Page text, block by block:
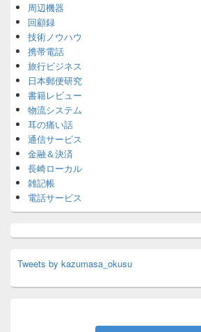
周辺機器
回顧録
技術ノウハウ
携帯電話
旅行ビジネス
日本郵便研究
書籍レビュー
物流システム
耳の痛い話
通信サービス
金融＆決済
長崎ローカル
雑記帳
電話サービス
Tweets by kazumasa_okusu